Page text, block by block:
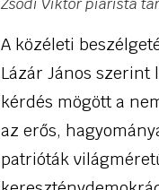
Zsódi Viktor piarista
A közéleti
Lázár János szerint
kérdés mögött a
az erős,
patrióták